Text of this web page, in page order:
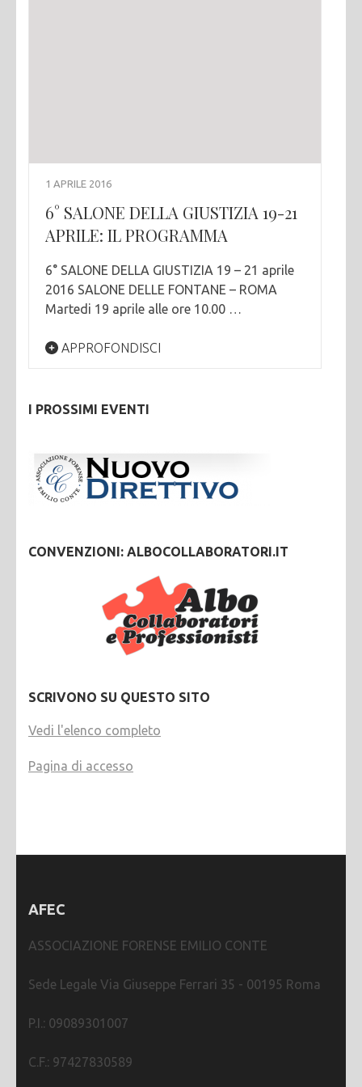
1 APRILE 2016
6° SALONE DELLA GIUSTIZIA 19-21
APRILE: IL PROGRAMMA
6° SALONE DELLA GIUSTIZIA 19 – 21 aprile
2016 SALONE DELLE FONTANE – ROMA
Martedi 19 aprile alle ore 10.00 …
APPROFONDISCI
I PROSSIMI EVENTI
CONVENZIONI: ALBOCOLLABORATORI.IT
SCRIVONO SU QUESTO SITO
Vedi l'elenco completo
Pagina di accesso
AFEC
ASSOCIAZIONE FORENSE EMILIO CONTE
Sede Legale Via Giuseppe Ferrari 35 - 00195 Roma
P.I.: 09089301007
C.F.: 97427830589